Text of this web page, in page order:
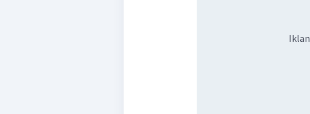
Iklan